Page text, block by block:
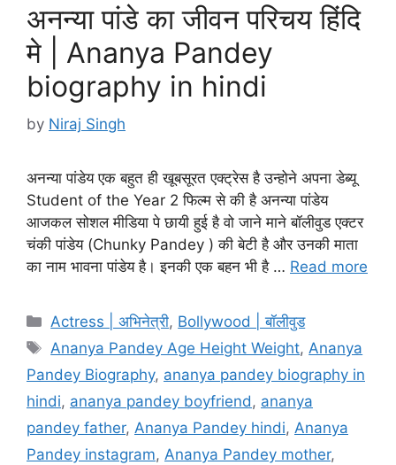
अनन्या पांडे का जीवन परिचय हिंदि
मे | Ananya Pandey
biography in hindi
by Niraj Singh
अनन्या पांडेय एक बहुत ही खूबसूरत एक्ट्रेस है उन्होने अपना डेब्यू
Student of the Year 2 फिल्म से की है अनन्या पांडेय
आजकल सोशल मीडिया पे छायी हुई है वो जाने माने बॉलीवुड एक्टर
चंकी पांडेय (Chunky Pandey ) की बेटी है और उनकी माता
का नाम भावना पांडेय है। इनकी एक बहन भी है … Read more
Categories
Actress | अभिनेत्री, Bollywood | बॉलीवुड
Tags
Ananya Pandey Age Height Weight,Ananya
Pandey Biography, ananya pandey biography in
hindi, ananya pandey boyfriend, ananya
pandey father, Ananya Pandey hindi, Ananya
Pandey instagram, Ananya Pandey mother,